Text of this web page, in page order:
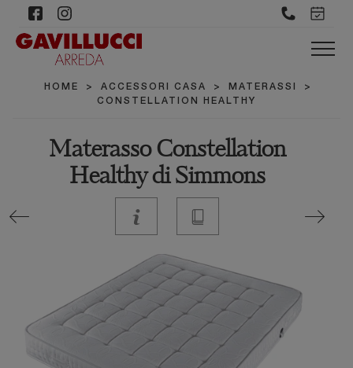
HOME > ACCESSORI CASA > MATERASSI
>
CONSTELLATION HEALTHY
Materasso Constellation
Healthy di Simmons